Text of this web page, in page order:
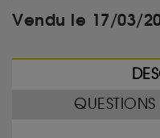
Vendu le 17/03/
QUESTIONS